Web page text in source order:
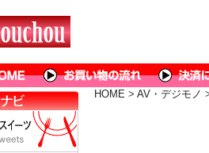
HOME > AV・デジモノ